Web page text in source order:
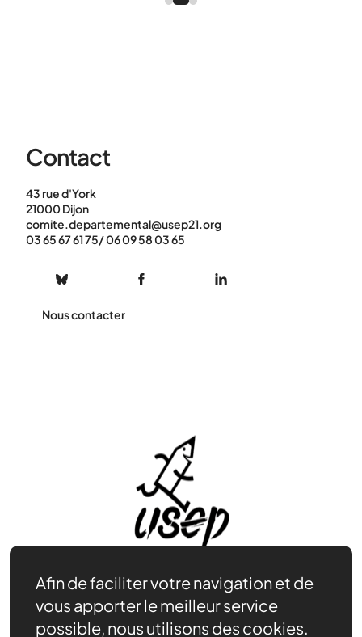
Contact
43 rue d'York
21000 Dijon
comite.departemental@usep21.org
03 65 67 61 75/ 06 09 58 03 65
Nous contacter
Afin de faciliter votre navigation et de
vous apporter le meilleur service
possible, nous utilisons des cookies.